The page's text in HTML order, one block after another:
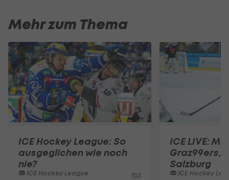
Mehr zum Thema
ICE Hockey League: So
ausgeglichen wie noch
nie?
ICE Hockey League 3
ICE LIVE:
Graz99ers,
Salzburg
ICE Hockey